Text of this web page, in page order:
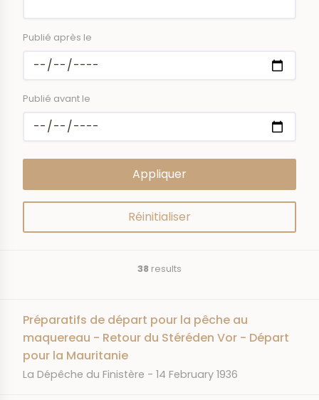
Publié après le
Publié avant le
38 results
Préparatifs de départ pour la pêche au
maquereau - Retour du Stéréden Vor - Départ
pour la Mauritanie
JOURNAL
La Dépêche du Finistère DATE
14 February 1936